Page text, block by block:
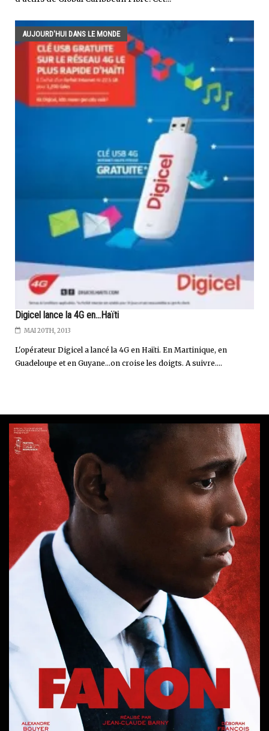
AUJOURD'HUI DANS LE MONDE
Digicel lance la 4G en...Haïti
MAI 20TH, 2013
L'opérateur Digicel a lancé la 4G en Haïti. En Martinique, en
Guadeloupe et en Guyane...on croise les doigts. A suivre....